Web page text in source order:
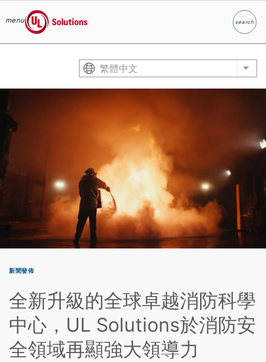
menu
UL Solutions
searchSearch
繁體中文 List
新聞發佈
全新升級的全球卓越消防科學
中心，UL Solutions於消防安
全領域再顯強大領導力